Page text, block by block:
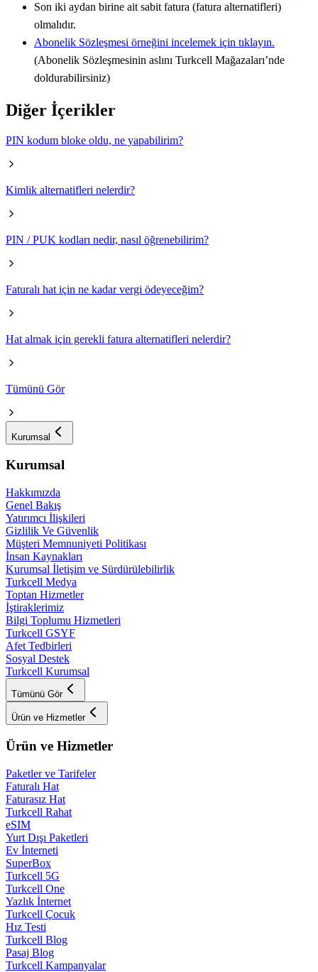
Son iki aydan birine ait sabit fatura (fatura alternatifleri) ​
olmalıdır. ​
Abonelik Sözleşmesi örneğini incelemek için tıklayın.​
(Abonelik Sözleşmesinin aslını Turkcell Mağazaları’nde
doldurabilirsiniz)
Diğer İçerikler
PIN kodum bloke oldu, ne yapabilirim?
Kimlik alternatifleri nelerdir?
PIN / PUK kodları nedir, nasıl öğrenebilirim?
Faturalı hat için ne kadar vergi ödeyeceğim?
Hat almak için gerekli fatura alternatifleri nelerdir?
Tümünü Gör
Kurumsal
Kurumsal
Hakkımızda
Genel Bakış
Yatırımcı İlişkileri
Gizlilik Ve Güvenlik
Müşteri Memnuniyeti Politikası
İnsan Kaynakları
Kurumsal İletişim ve Sürdürülebilirlik
Turkcell Medya
Toptan Hizmetler
İştiraklerimiz
Bilgi Toplumu Hizmetleri
Turkcell GSYF
Afet Tedbirleri
Sosyal Destek
Turkcell Kurumsal
Tümünü Gör
Ürün ve Hizmetler
Ürün ve Hizmetler
Paketler ve Tarifeler
Faturalı Hat
Faturasız Hat
Turkcell Rahat
eSIM
Yurt Dışı Paketleri
Ev İnterneti
SuperBox
Turkcell 5G
Turkcell One
Yazlık İnternet
Turkcell Çocuk
Hız Testi
Turkcell Blog
Pasaj Blog
Turkcell Kampanyalar